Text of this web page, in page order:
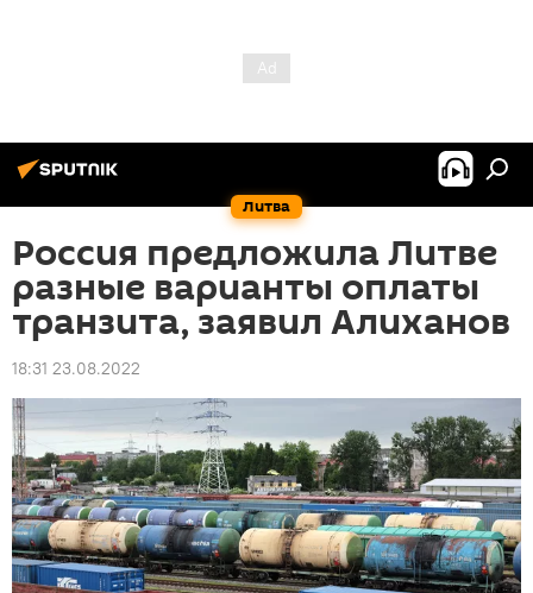
Литва
Россия предложила Литве
разные варианты оплаты
транзита, заявил Алиханов
18:31 23.08.2022